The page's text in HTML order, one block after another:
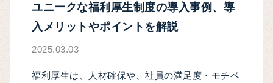
ユニークな福利厚生制度の導入事例、導
入メリットやポイントを解説
2025.03.03
福利厚生は、人材確保や、社員の満足度・モチベ